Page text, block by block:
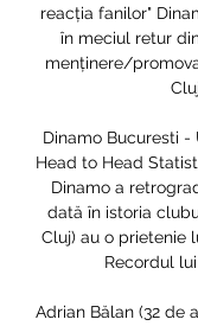
reacția fanilor"
în meciul retur
menținere/
Dinamo Bucuresti -
Head to Head
Dinamo a
dată în istoria
Cluj) au o prietenie
Recordul lui
Adrian Bălan (32 de